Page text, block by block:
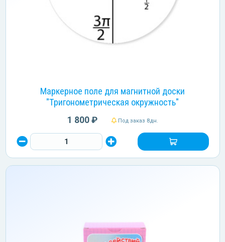
Маркерное поле для магнитной доски
"Тригонометрическая окружность"
1 800 ₽ Под заказ 8дн.